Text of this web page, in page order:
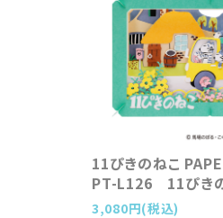
11ぴきのねこ
PT-L126 11ぴき
3,080円(税込)